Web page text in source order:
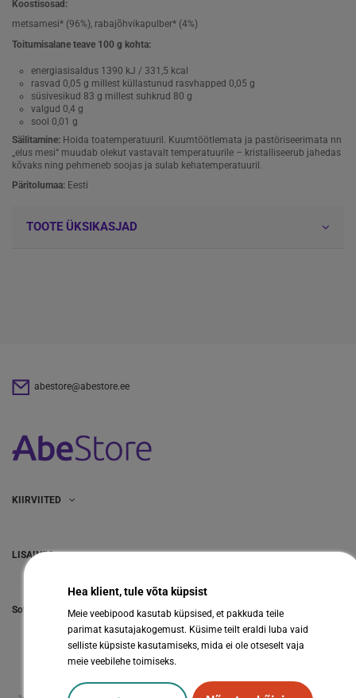
Koostisosad:
metsamesi* (96%), rabajõhvikapulber* (4%)
Toitumisalane teave 100 g kohta:
energiasisaldus 1390 kJ / 331,5 kcal
rasvad 0,05 g millest küllastunud rasvhapped 0,05 g
süsivesikud 83 g millest suhkrud 80 g
valgud 0,4 g
sool 0,01 g
Säilitamine: Hoida toatemperatuuril. Kuumtöötlemata ja pastöriseerimata nn
„elus mesi“ muudab olekut vastavalt temperatuurile – kristalliseerub jahedas
kõvaks ning pehmeneb soojas ja sulab kehatemperatuuril.
Päritolumaa: Eesti
TOOTE ÜKSIKASJAD
abestore@abestore.ee
KIIRVIITED
LISAINFO
Hea klient, tule võta küpsist
Meie veebipood kasutab küpsised, et pakkuda teile
parimat kasutajakogemust. Küsime teilt eraldi luba vaid
selliste küpsiste kasutamiseks, mida ei ole otseselt vaja
meie veebilehe toimiseks.
Sotsiaalmeedia